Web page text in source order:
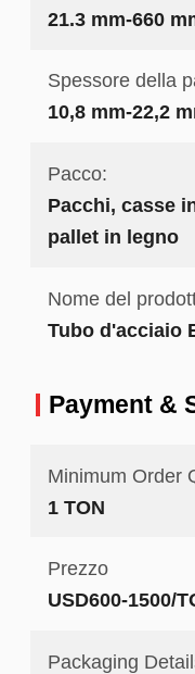
21.3 mm-660
Spessore della
10,8 mm-22,2
Pacco:
Pacchi, casse
pallet in legno
Nome del
Tubo d'acciaio
Payment &
Minimum Order
1 TON
Prezzo
USD600-1500/
Packaging